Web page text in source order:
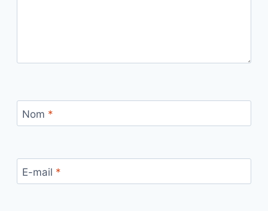
Nom *
E-mail *